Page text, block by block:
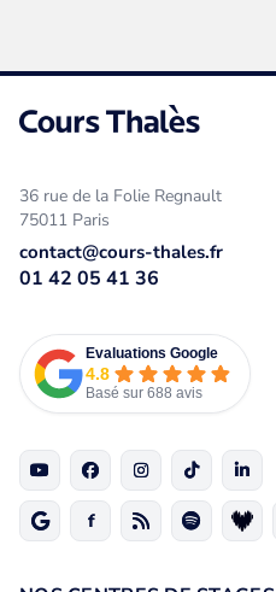
36 rue de la Folie Regnault
75011 Paris
contact@cours-thales.fr
01 42 05 41 36
Evaluations Google
4.8
Basé sur 688 avis